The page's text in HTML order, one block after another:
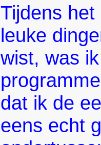
Tijdens
leuke
wist, was
dat ik de
eens echt